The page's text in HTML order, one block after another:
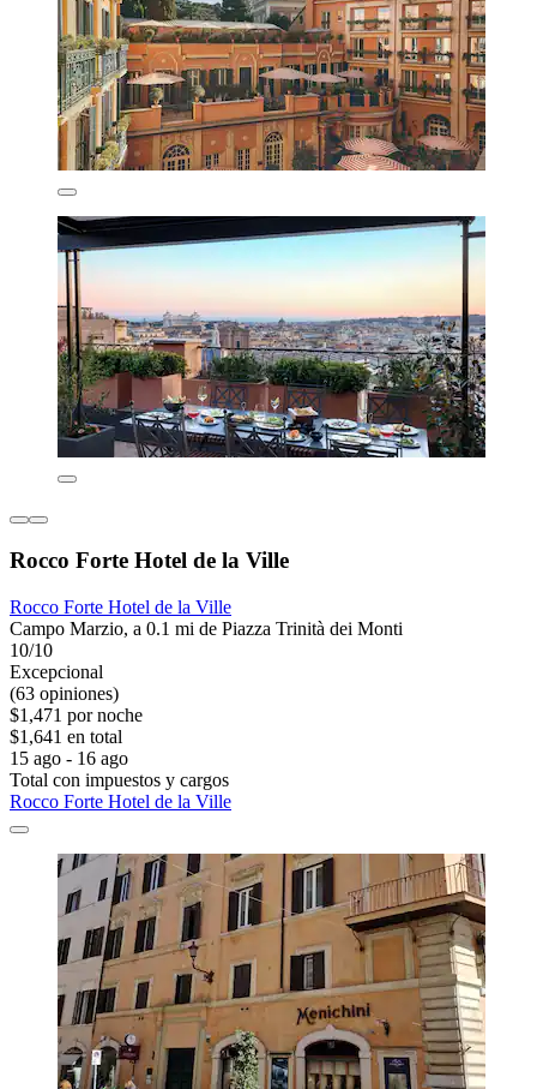
Rocco Forte Hotel de la Ville
Rocco Forte Hotel de la Ville
Campo Marzio, a 0.1 mi de Piazza Trinità dei Monti
10/10
Excepcional
(63 opiniones)
$1,471 por noche
$1,641 en total
15 ago - 16 ago
Total con impuestos y cargos
Rocco Forte Hotel de la Ville